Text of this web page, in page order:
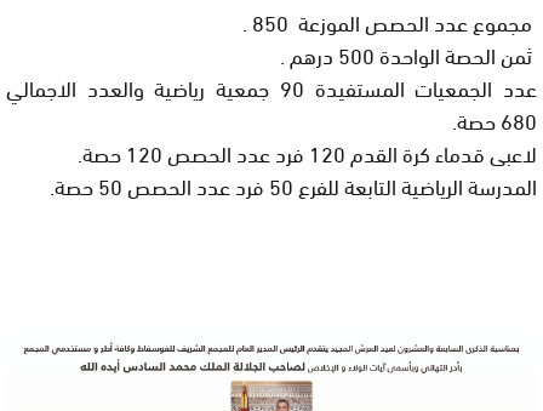
مجموع عدد الحصص الموزعة 850 .
ثمن الحصة الواحدة 500 درهم .
عدد الجمعيات المستفيدة 90 جمعية رياضية والعدد الاجمالي
680 حصة.
لاعبى قدماء كرة القدم 120 فرد عدد الحصص 120 حصة.
المدرسة الرياضية التابعة للفرع 50 فرد عدد الحصص 50 حصة.